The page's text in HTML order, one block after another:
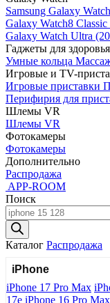
Samsung Galaxy
Galaxy Watch8 Classic
Galaxy Watch Ultra
Гаджеты для здоровья
Умные кольца
Игровые и TV-
Игровые приставки
Перифирия для
Шлемы VR
Шлемы VR
Фотокамеры
Фотокамеры
Дополнительно
Распродажа
APP-ROOM
Поиск
Поиск
товаров
Каталог Распродажа
iPhone
iPhone 17 Pro Max
17e iPhone 16 Pro Max